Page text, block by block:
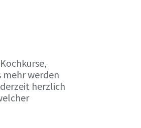
mehr werden
herzlich